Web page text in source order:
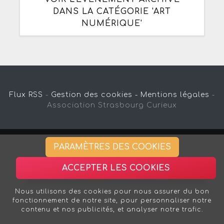
DANS LA CATÉGORIE 'ART
NUMÉRIQUE'
Flux RSS - Gestion des cookies - Mentions légales -
Association Strasbourg Curieux
PARAMÈTRES DES COOKIES
ACCEPTER LES COOKIES
Nous utilisons des cookies pour nous assurer du bon
fonctionnement de notre site, pour personnaliser notre
contenu et nos publicités, et analyser notre trafic.